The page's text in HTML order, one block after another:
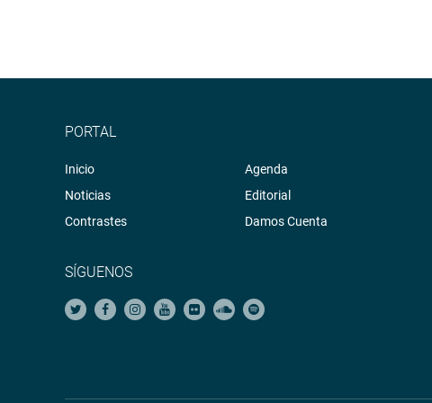
PORTAL
Inicio
Noticias
Contrastes
Agenda
Editorial
Damos Cuenta
SÍGUENOS